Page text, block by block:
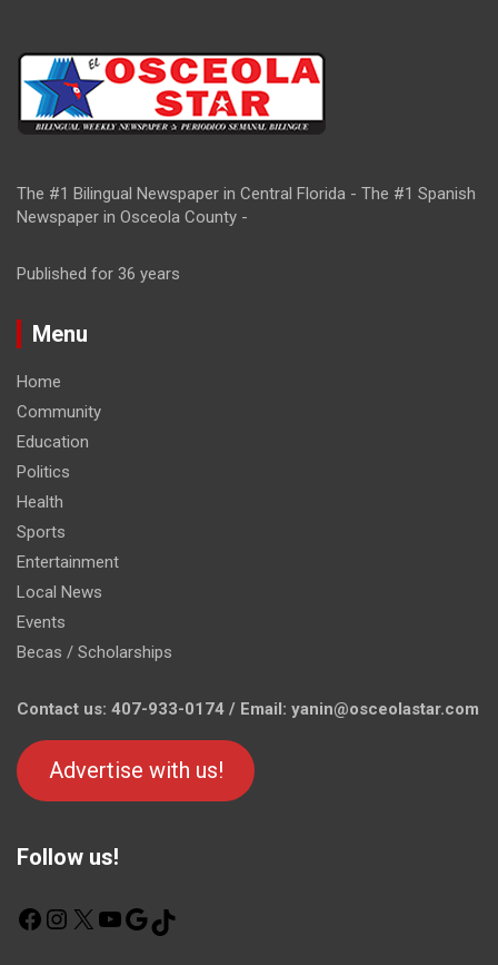
The #1 Bilingual Newspaper in Central Florida - The #1 Spanish
Newspaper in Osceola County -
Published for 36 years
Menu
Home
Community
Education
Politics
Health
Sports
Entertainment
Local News
Events
Becas / Scholarships
Contact us: 407-933-0174 / Email: yanin@osceolastar.com
Advertise with us!
Follow us!
F
X
Y
G
o